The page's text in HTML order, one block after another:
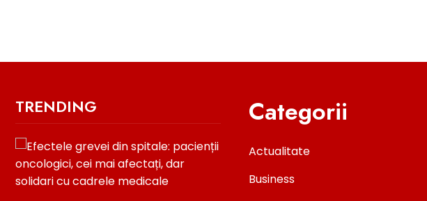
TRENDING Categorii
Actualitate
Business